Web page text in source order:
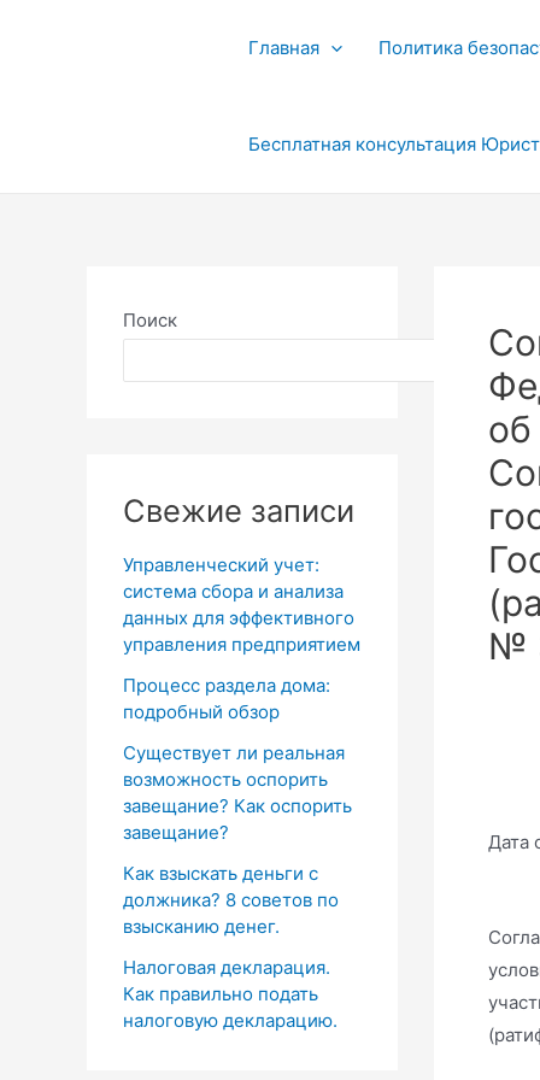
Главная Политика
Бесплатная консультация
Поиск
Поиск
Свежие записи
Управленческий учет:
система сбора и анализа
данных для эффективного
управления предприятием
Процесс раздела дома:
подробный обзор
Существует ли реальная
возможность оспорить
завещание? Как оспорить
завещание?
Как взыскать деньги с
должника? 8 советов по
взысканию денег.
Налоговая декларация.
Как правильно подать
налоговую декларацию.
№
Дата